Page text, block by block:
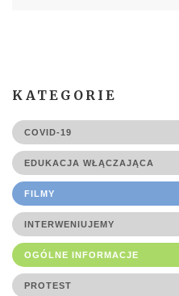
KATEGORIE
COVID-19
EDUKACJA WŁĄCZAJĄCA
FILMY
INTERWENIUJEMY
OGÓLNE INFORMACJE
PROTEST